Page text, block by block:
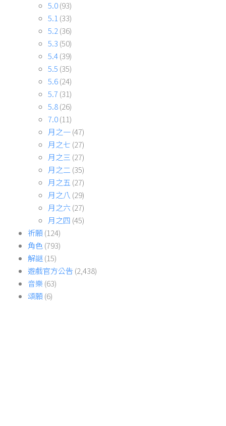
5.0(93)
5.1(33)
5.2(36)
5.3 (50)
5.4(39)
5.5 (35)
5.6(24)
5.7 (31)
5.8(26)
7.0(11)
月之一(47)
月之七 (27)
月之三 (27)
月之二(35)
月之五 (27)
月之八 (29)
月之六 (27)
月之四 (45)
祈願(124)
角色(793)
解謎(15)
遊戲官方公告 (2,438)
音樂 (63)
頌願(6)